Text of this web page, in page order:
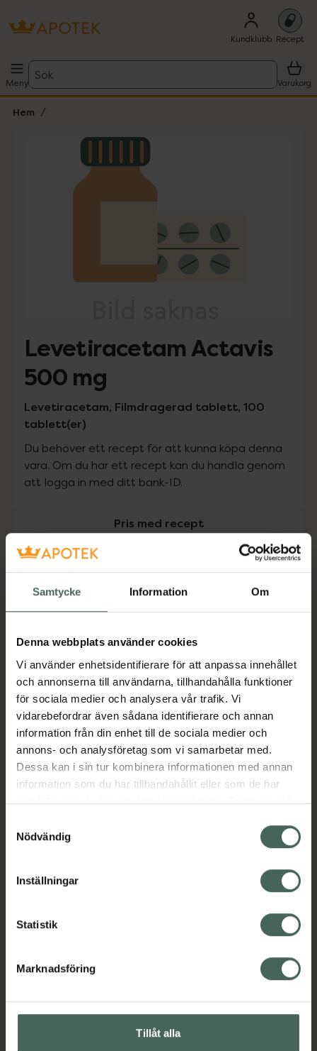
Samtycke Information Om
Denna webbplats använder cookies
Vi använder enhetsidentifierare för att anpassa innehållet
och annonserna till användarna, tillhandahålla funktioner
för sociala medier och analysera vår trafik. Vi
vidarebefordrar även sådana identifierare och annan
information från din enhet till de sociala medier och
annons- och analysföretag som vi samarbetar med.
Dessa kan i sin tur kombinera informationen med annan
information som du har tillhandahållit eller som de har
samlat in när du har använt deras tjänster. Samtycke till
återkalla ditt samtycke via webbplatsens
cookieinställningar. Ett återkallat samtycke påverkar inte
lagligheten av behandling som skett innan återkallelsen.
Nödvändig
Inställningar
Statistik
Marknadsföring
Tillåt alla
Kundklubb Recept
Meny
Sök
Varukorg
Hem
Lista: . Innehåller 1 objekt.
Levetiracetam Actavis
500 mg
Levetiracetam, Filmdragerad tablett, 100
tablett(er)
Du behöver ett recept för att kunna köpa denna
vara. Om du har ett recept kan du handla genom
att logga in med ditt bank-ID.
Pris med recept
493,41 kr
I apotek:493,41 kr
Köp via ditt recept
Aktuella erbjudanden
Beskrivning Dölj
EAN:07046263798059
Kronans Apotek finns här för dig. Du hittar oss från Skåne i
datorn. Oavsett vem du är så är det vårt uppdrag att
hjälpa just dig att må lite bättre. Välkommen att prata